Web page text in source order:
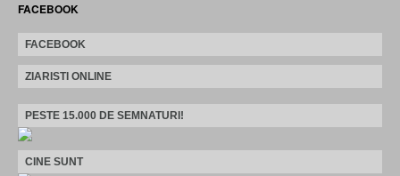
FACEBOOK
FACEBOOK
ZIARISTI ONLINE
PESTE 15.000 DE SEMNATURI!
CINE SUNT